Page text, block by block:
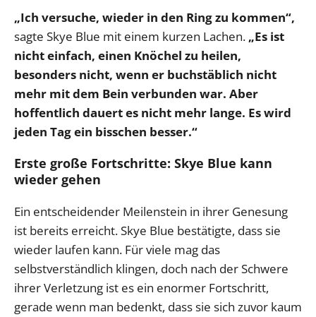
„Ich versuche, wieder in den Ring zu kommen“,
sagte Skye Blue mit einem kurzen Lachen. „Es ist
nicht einfach, einen Knöchel zu heilen,
besonders nicht, wenn er buchstäblich nicht
mehr mit dem Bein verbunden war. Aber
hoffentlich dauert es nicht mehr lange. Es wird
jeden Tag ein bisschen besser.“
Erste große Fortschritte: Skye Blue kann
wieder gehen
Ein entscheidender Meilenstein in ihrer Genesung
ist bereits erreicht. Skye Blue bestätigte, dass sie
wieder laufen kann. Für viele mag das
selbstverständlich klingen, doch nach der Schwere
ihrer Verletzung ist es ein enormer Fortschritt,
gerade wenn man bedenkt, dass sie sich zuvor kaum